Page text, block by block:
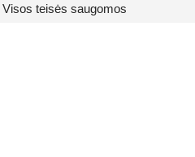
teisės saugomos